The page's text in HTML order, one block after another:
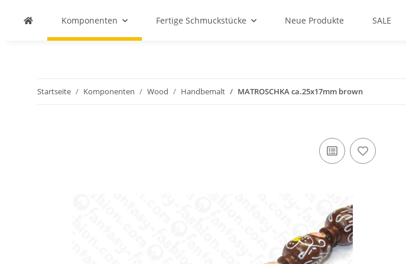
Komponenten Fertige Schmuckstücke Neue Produkte SALE
Startseite Komponenten Wood Handbemalt MATROSCHKA ca.25x17mm brown